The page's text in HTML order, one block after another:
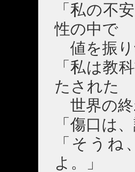
「私の不
性の中で
値を振り
「私は教
たされた
世界の終
「傷口は
「そう
よ。」